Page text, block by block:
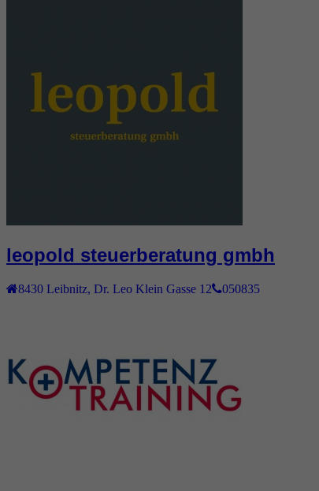
leopold steuerberatung gmbh
8430 Leibnitz Dr. Leo Klein Gasse 12 050835